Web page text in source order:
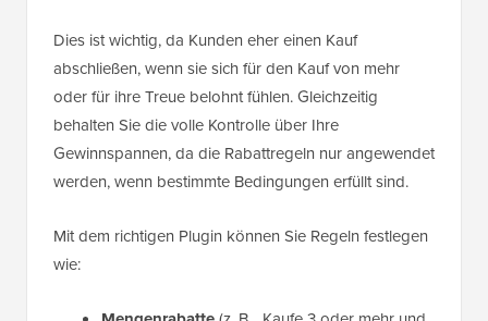
Dies ist wichtig, da Kunden eher einen Kauf
abschließen, wenn sie sich für den Kauf von mehr
oder für ihre Treue belohnt fühlen. Gleichzeitig
behalten Sie die volle Kontrolle über Ihre
Gewinnspannen, da die Rabattregeln nur angewendet
werden, wenn bestimmte Bedingungen erfüllt sind.
Mit dem richtigen Plugin können Sie Regeln festlegen
wie: